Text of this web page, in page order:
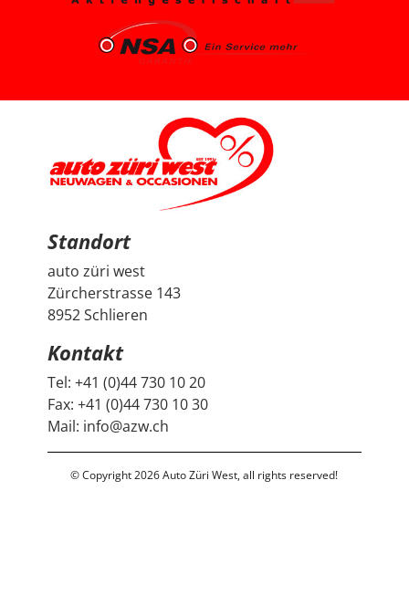
freundlich, ehrlich und unkompliziert. Auch wenn die
Auswahl für uns relativ klar und limitiert war, fühlten wir
uns gut aufgehoben. Besonders positiv fand ich den
spannenden Austausch mit dem Berater über
allgemeine Autothemen und Dinge, die Autoliebhaber
Thema Auto vorhanden ist. Sehr geschätzt haben wir
zudem, dass vor der Übergabe extra noch ein Service
durchgeführt wurde, damit wir mit dem Fahrzeug
länger Ruhe haben. Das ist nicht selbstverständlich und
hat den positiven Eindruck nochmals verstärkt. Wir
freuen uns sehr über unseren Peugeot 2008 und
bedanken uns herzlich bei Auto Züri West sowie bei
Herrn Francesco Salerno für die angenehme Beratung,
den guten Austausch und den super Deal.
Standort
auto züri west
Zürcherstrasse 143
8952 Schlieren
Kontakt
Tel:+41 (0)44 730 10 20
Fax:+41 (0)44 730 10 30
Mail: info@azw.ch
© Copyright 2026 Auto Züri West, all rights reserved!